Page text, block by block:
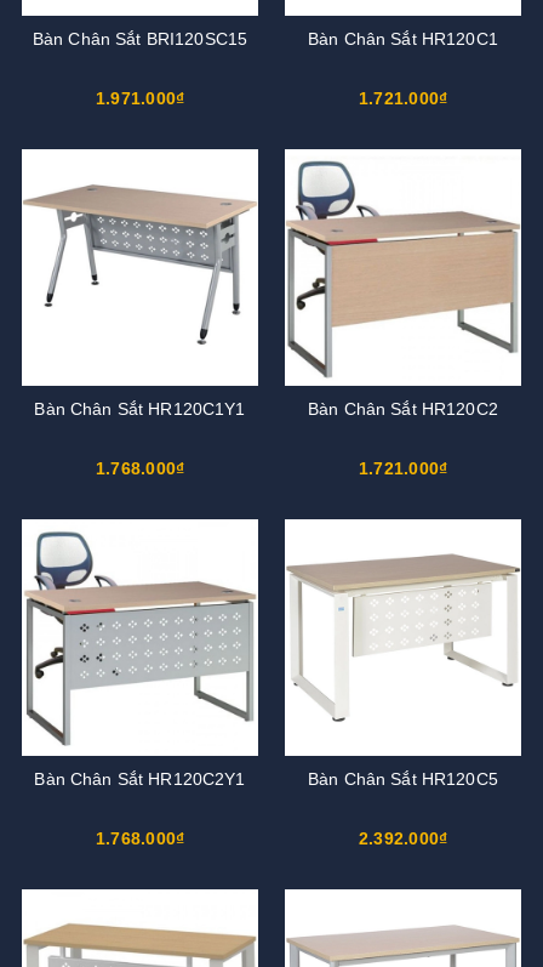
Bàn Chân Sắt BRI120SC15
1.971.000₫
Bàn Chân Sắt HR120C1
1.721.000₫
Bàn Chân Sắt HR120C1Y1
1.768.000₫
Bàn Chân Sắt HR120C2
1.721.000₫
Bàn Chân Sắt HR120C2Y1
1.768.000₫
Bàn Chân Sắt HR120C5
2.392.000₫